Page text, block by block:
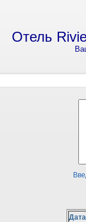
Отель
Дата